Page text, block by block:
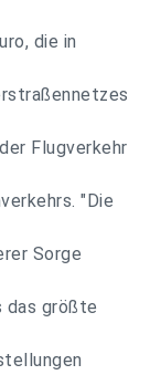
die in
Flugverkehr
"Die
Sorge
das größte